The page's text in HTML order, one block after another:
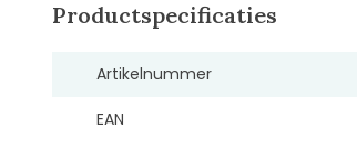
Productspecificaties
Artikelnummer
EAN